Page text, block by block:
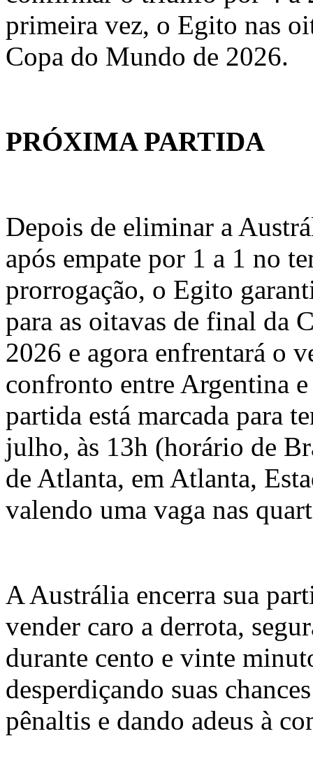
primeira vez, o Egito nas
Copa do Mundo de 2026.
PRÓXIMA PARTIDA
Depois de eliminar a
após empate por 1 a 1 no
prorrogação, o Egito
para as oitavas de final da
2026 e agora enfrentará o
confronto entre Argentina
partida está marcada para
julho, às 13h (horário de
de Atlanta, em Atlanta,
valendo uma vaga nas
A Austrália encerra sua
vender caro a derrota,
durante cento e vinte
desperdiçando suas
pênaltis e dando adeus à